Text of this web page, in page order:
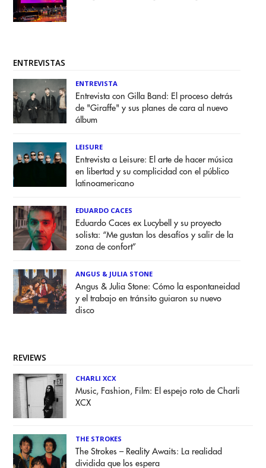
ENTREVISTAS
ENTREVISTA
Entrevista con Gilla Band: El proceso detrás
de "Giraffe" y sus planes de cara al nuevo
álbum
LEISURE
Entrevista a Leisure: El arte de hacer música
en libertad y su complicidad con el público
latinoamericano
EDUARDO CACES
Eduardo Caces ex Lucybell y su proyecto
solista: “Me gustan los desafíos y salir de la
zona de confort”
ANGUS & JULIA STONE
Angus & Julia Stone: Cómo la espontaneidad
y el trabajo en tránsito guiaron su nuevo
disco
REVIEWS
CHARLI XCX
Music, Fashion, Film: El espejo roto de Charli
XCX
THE STROKES
The Strokes – Reality Awaits: La realidad
dividida que los espera